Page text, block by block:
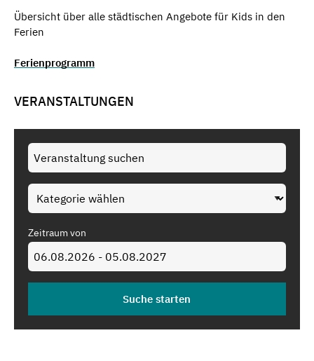
Übersicht über alle städtischen Angebote für Kids in den
Ferien
Ferienprogramm
VERANSTALTUNGEN
Zeitraum von